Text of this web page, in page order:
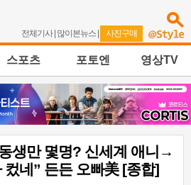
전체기사| 많이본뉴스 | 사진구매
스포츠 포토엔 영상TV
생만 몇명? 신세계 애니→
컸네” 든든 오빠美 [종합]